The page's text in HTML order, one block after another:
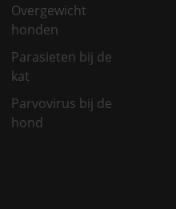
Overgewicht
honden
Parasieten bij de
kat
Parvovirus bij de
hond